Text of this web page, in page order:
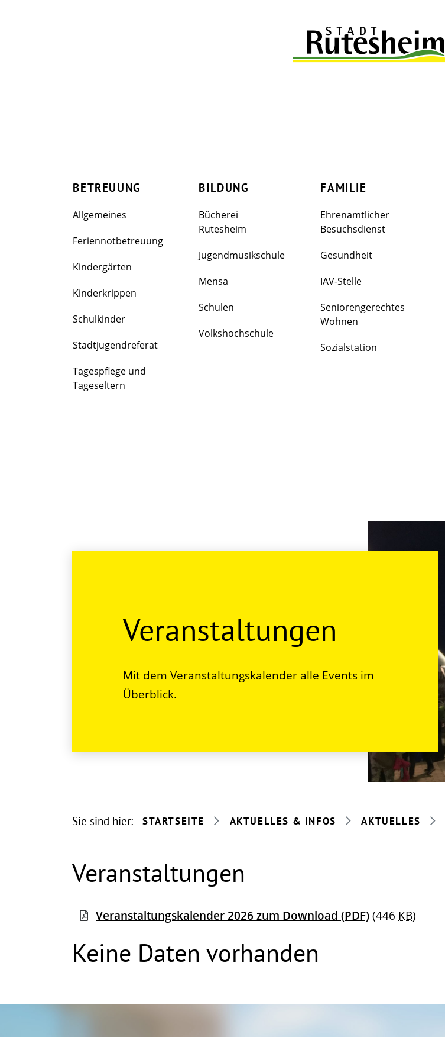
FAMILIE
BILDUNG
BETREUUNG
Allgemeines
Feriennotbetreuung
Kindergärten
Kinderkrippen
Schulkinder
Stadtjugendreferat
Tagespflege und
Tageseltern
BILDUNG
Bücherei
Rutesheim
Jugendmusikschule
Mensa
Schulen
Volkshochschule
FAMILIE
Ehrenamtlicher
Besuchsdienst
Gesundheit
IAV-Stelle
Seniorengerechtes
Wohnen
Sozialstation
Veranstaltungen
Mit dem Veranstaltungskalender alle Events im
Überblick.
Sie sind hier: STARTSEITE AKTUELLES & INFOS AKTUELLES
Veranstaltungen
Veranstaltungskalender 2026 zum Download (PDF)(446 KB)
Keine Daten vorhanden